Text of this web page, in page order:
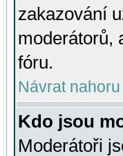
zakazování
moderátorů,
fóru.
Návrat nahoru
Kdo jsou
Moderátoři